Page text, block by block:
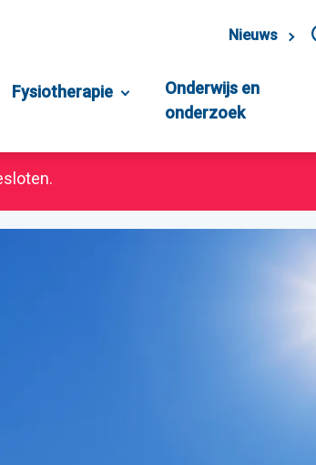
Nieuws
Fysiotherapie
Onderwijs en
onderzoek